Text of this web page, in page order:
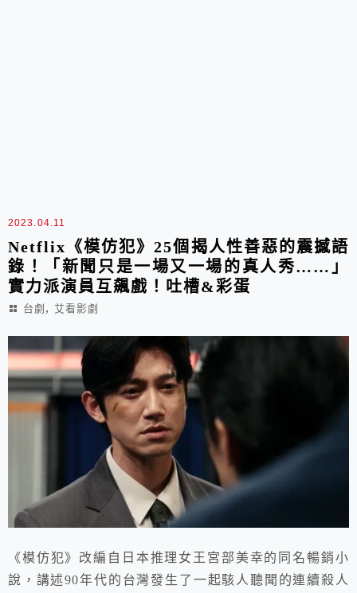
2023.04.11
Netflix《模仿犯》25個揭人性善惡的震撼語
錄！「新聞只是一場又一場的真人秀……」
實力派演員互飆戲！吐槽&彩蛋
台劇 , 艾看影劇
《模仿犯》改編自日本推理女王宮部美幸的同名暢銷小
說，講述90年代的台灣發生了一起駭人聽聞的連續殺人